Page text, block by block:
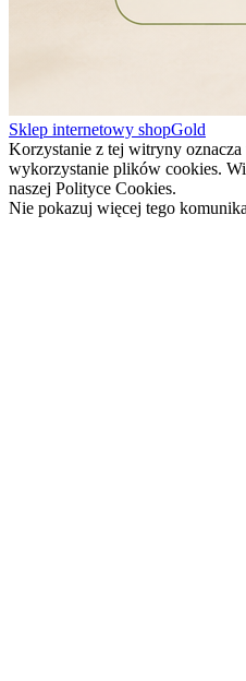
Sklep internetowy shopGold
Korzystanie z tej witryny
wykorzystanie plików cookies.
naszej Polityce Cookies.
Nie pokazuj więcej tego